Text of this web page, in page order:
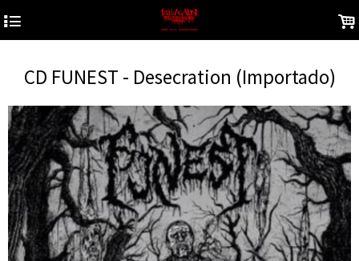
4 .
CD FUNEST - Desecration (Importado)